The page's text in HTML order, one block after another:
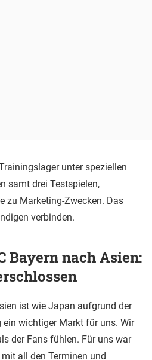
unter speziellen
samt drei Testspielen,
zu Marketing-Zwecken. Das
verbinden.
Bayern nach Asien:
ist wie Japan aufgrund der
wichtiger Markt für uns. Wir
der Fans fühlen. Für uns war
all den Terminen und